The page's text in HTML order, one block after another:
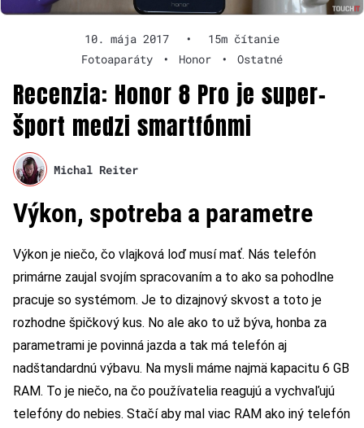
10. mája 2017 •
15m čítanie
Fotoaparáty
• Honor • Ostatné
Recenzia: Honor 8 Pro je super-
šport medzi smartfónmi
Michal Reiter
Výkon, spotreba a parametre
Výkon je niečo, čo vlajková loď musí mať. Nás telefón
primárne zaujal svojím spracovaním a to ako sa pohodlne
pracuje so systémom. Je to dizajnový skvost a toto je
rozhodne špičkový kus. No ale ako to už býva, honba za
parametrami je povinná jazda a tak má telefón aj
nadštandardnú výbavu. Na mysli máme najmä kapacitu 6 GB
RAM. To je niečo, na čo používatelia reagujú a vychvaľujú
telefóny do nebies. Stačí aby mal viac RAM ako iný telefón